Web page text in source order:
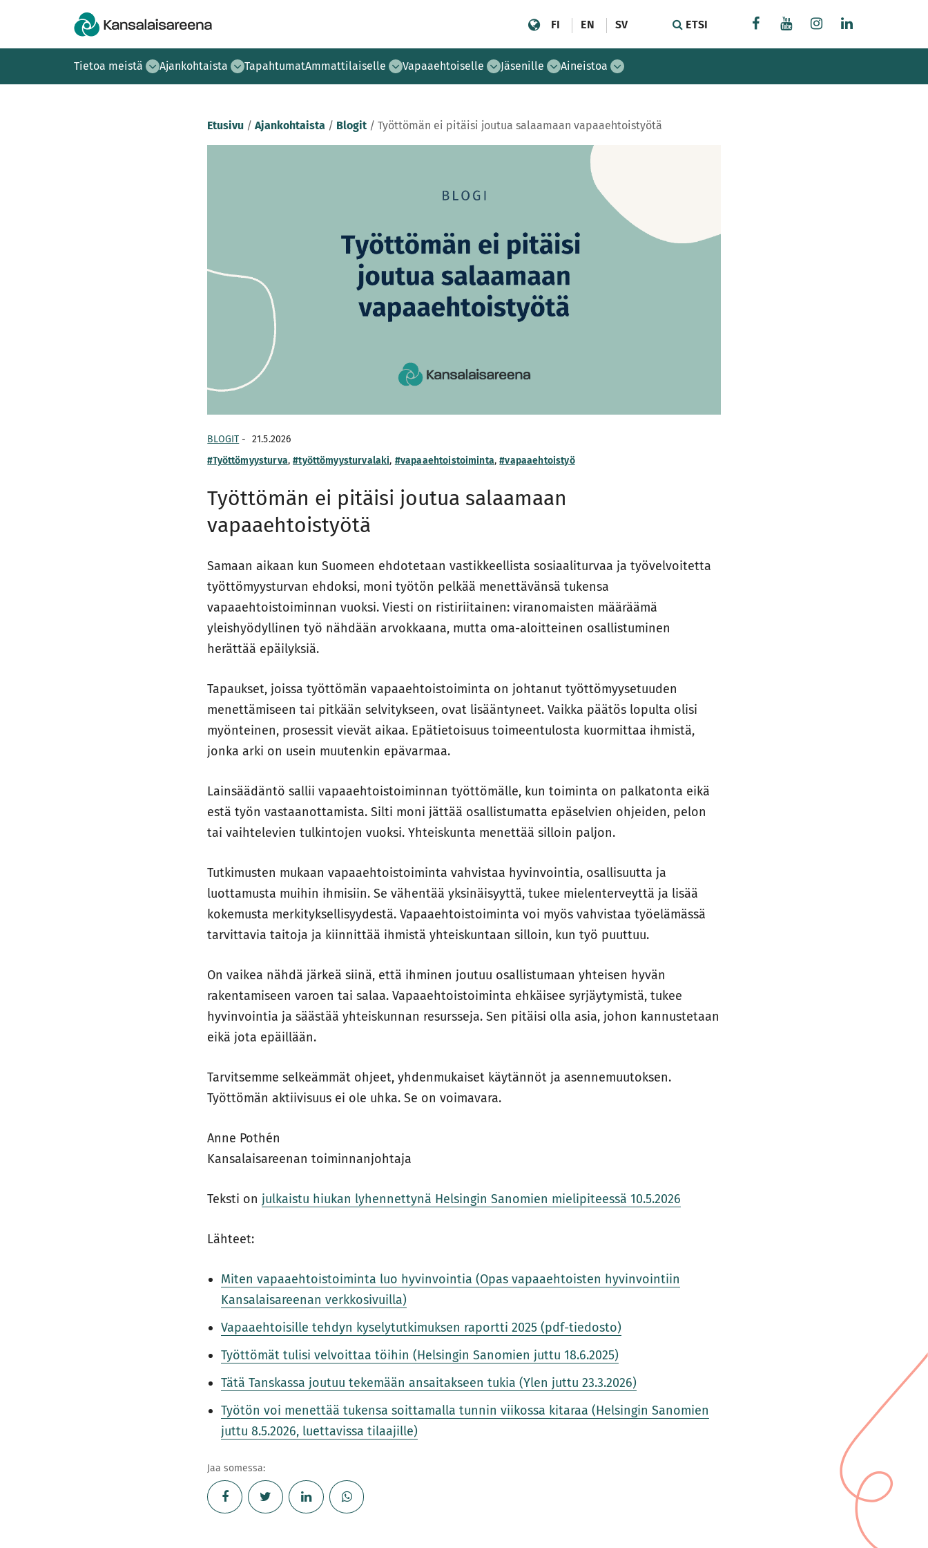
FI EN SV ETSI
Tietoa meistä Ajankohtaista TapahtumatAmmattilaiselle Vapaaehtoiselle Jäsenille Aineistoa
Etusivu /Ajankohtaista / Blogit /Työttömän ei pitäisi joutua salaamaan vapaaehtoistyötä
BLOGIT - 21.5.2026
#Työttömyysturva,#työttömyysturvalaki, #vapaaehtoistoiminta,#vapaaehtoistyö
Työttömän ei pitäisi joutua salaamaan
vapaaehtoistyötä
Samaan aikaan kun Suomeen ehdotetaan vastikkeellista sosiaaliturvaa ja työvelvoitetta
työttömyysturvan ehdoksi, moni työtön pelkää menettävänsä tukensa
vapaaehtoistoiminnan vuoksi. Viesti on ristiriitainen: viranomaisten määräämä
yleishyödyllinen työ nähdään arvokkaana, mutta oma-aloitteinen osallistuminen
herättää epäilyksiä.
Tapaukset, joissa työttömän vapaaehtoistoiminta on johtanut työttömyysetuuden
menettämiseen tai pitkään selvitykseen, ovat lisääntyneet. Vaikka päätös lopulta olisi
myönteinen, prosessit vievät aikaa. Epätietoisuus toimeentulosta kuormittaa ihmistä,
jonka arki on usein muutenkin epävarmaa.
Lainsäädäntö sallii vapaaehtoistoiminnan työttömälle, kun toiminta on palkatonta eikä
estä työn vastaanottamista. Silti moni jättää osallistumatta epäselvien ohjeiden, pelon
tai vaihtelevien tulkintojen vuoksi. Yhteiskunta menettää silloin paljon.
Tutkimusten mukaan vapaaehtoistoiminta vahvistaa hyvinvointia, osallisuutta ja
luottamusta muihin ihmisiin. Se vähentää yksinäisyyttä, tukee mielenterveyttä ja lisää
kokemusta merkityksellisyydestä. Vapaaehtoistoiminta voi myös vahvistaa työelämässä
tarvittavia taitoja ja kiinnittää ihmistä yhteiskuntaan silloin, kun työ puuttuu.
On vaikea nähdä järkeä siinä, että ihminen joutuu osallistumaan yhteisen hyvän
rakentamiseen varoen tai salaa. Vapaaehtoistoiminta ehkäisee syrjäytymistä, tukee
hyvinvointia ja säästää yhteiskunnan resursseja. Sen pitäisi olla asia, johon kannustetaan
eikä jota epäillään.
Tarvitsemme selkeämmät ohjeet, yhdenmukaiset käytännöt ja asennemuutoksen.
Työttömän aktiivisuus ei ole uhka. Se on voimavara.
Anne Pothén
Kansalaisareenan toiminnanjohtaja
Teksti on julkaistu hiukan lyhennettynä Helsingin Sanomien mielipiteessä 10.5.2026
Lähteet:
Miten vapaaehtoistoiminta luo hyvinvointia (Opas vapaaehtoisten hyvinvointiin
Kansalaisareenan verkkosivuilla)
Vapaaehtoisille tehdyn kyselytutkimuksen raportti 2025 (pdf-tiedosto)
Työttömät tulisi velvoittaa töihin (Helsingin Sanomien juttu 18.6.2025)
Tätä Tanskassa joutuu tekemään ansaitakseen tukia (Ylen juttu 23.3.2026)
Työtön voi menettää tukensa soittamalla tunnin viikossa kitaraa (Helsingin Sanomien
juttu 8.5.2026, luettavissa tilaajille)
Jaa somessa: